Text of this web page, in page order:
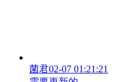
菌君02-07 01:21:21